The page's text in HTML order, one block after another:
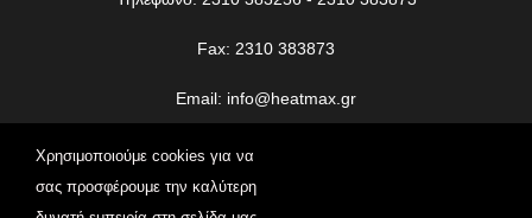
Fax: 2310 383873
Email: info@heatmax.gr
© Copyright
2026 | Heatmax | All Rights Reserved | Web
DesignVdesigns.gr
Χρησιμοποιούμε cookies για να
σας προσφέρουμε την καλύτερη